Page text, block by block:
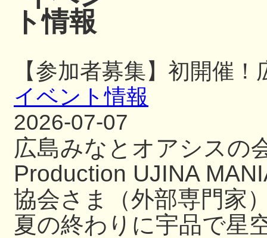
【参加者募集】初開催
イベント情報
2026-07-07
広島みなとオアシスの
Production UJINA
協会さま（外部専門家
夏の終わりに宇品で星